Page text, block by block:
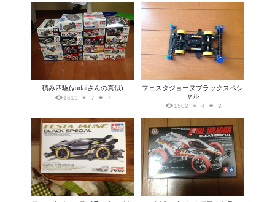
積み四駆(yudaiさんの真似)
1613 7 7
フェスタジョーヌブラックスペシ
ャル
1502 4 2